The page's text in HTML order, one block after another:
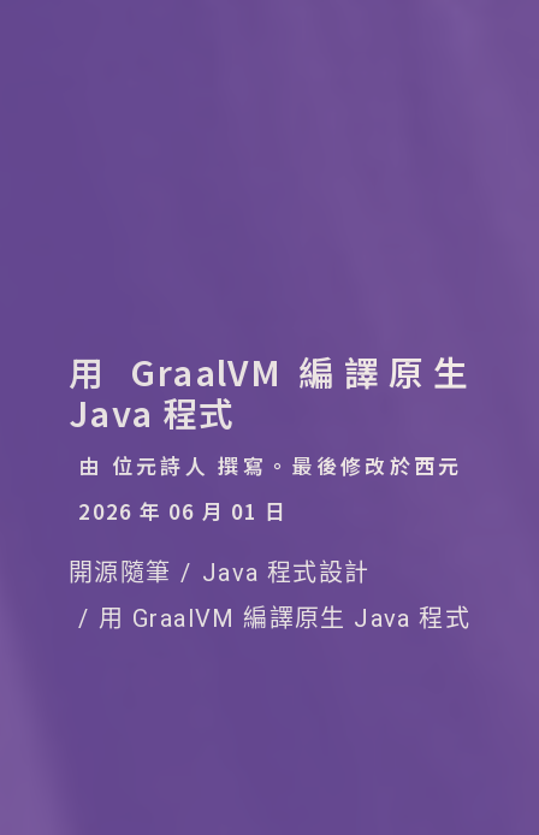
用 GraalVM 編譯原生
Java 程式
由 位元詩人 撰寫。 最後修改於西元
2026 年 06 月 01 日
開源隨筆
Java 程式設計
用 GraalVM 編譯原生 Java 程式